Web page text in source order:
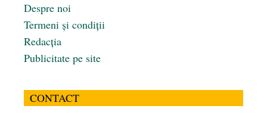
Despre noi
Termeni și condiții
Redacția
Publicitate pe site
CONTACT